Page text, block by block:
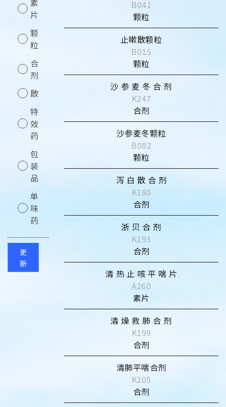
片
颗
粒
合
剂
散
特
效
药
包
装
品
单
味
药
更
新
B041
颗粒
止嗽散颗粒
B015
颗粒
沙 参 麦 冬 合 剂
K247
合剂
沙参麦冬颗粒
B082
颗粒
泻 白 散 合 剂
K180
合剂
浙 贝 合 剂
K193
合剂
清 热 止 咳 平 喘 片
A260
素片
清 燥 救 肺 合 剂
K199
合剂
清肺平喘合剂
K205
合剂